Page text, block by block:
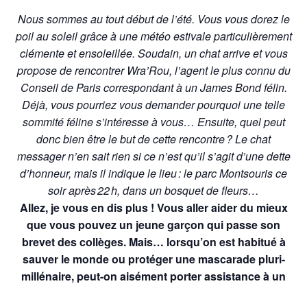
Nous sommes au tout début de l’été. Vous vous dorez le
poil au soleil grâce à une météo estivale particulièrement
clémente et ensoleillée. Soudain, un chat arrive et vous
propose de rencontrer Wra’Rou, l’agent le plus connu du
Conseil de Paris correspondant à un James Bond félin.
Déjà, vous pourriez vous demander pourquoi une telle
sommité féline s’intéresse à vous… Ensuite, quel peut
donc bien être le but de cette rencontre ? Le chat
messager n’en sait rien si ce n’est qu’il s’agit d’une dette
d’honneur, mais il indique le lieu : le parc Montsouris ce
soir après 22 h, dans un bosquet de fleurs…
Allez, je vous en dis plus ! Vous aller aider du mieux
que vous pouvez un jeune garçon qui passe son
brevet des collèges. Mais… lorsqu’on est habitué à
sauver le monde ou protéger une mascarade pluri-
millénaire, peut-on aisément porter assistance à un